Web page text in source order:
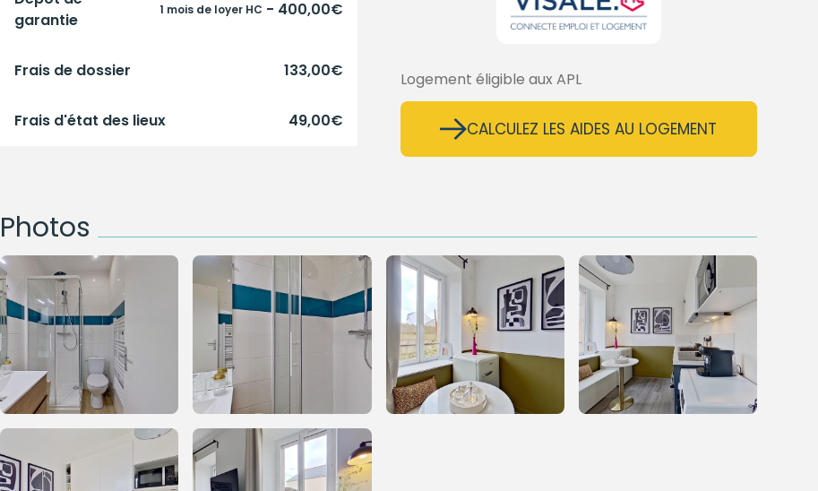
garantie
1 mois de loyer HC - 400,00€
Frais de dossier 133,00€
Frais d'état des lieux 49,00€
Logement éligible aux APL
CALCULEZ LES AIDES AU LOGEMENT
Photos